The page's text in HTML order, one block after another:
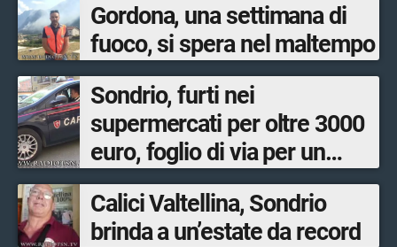
Gordona, una settimana di
fuoco, si spera nel maltempo
Sondrio, furti nei
supermercati per oltre 3000
euro, foglio di via per un
ventinovenne
Calici Valtellina, Sondrio
brinda a un’estate da record